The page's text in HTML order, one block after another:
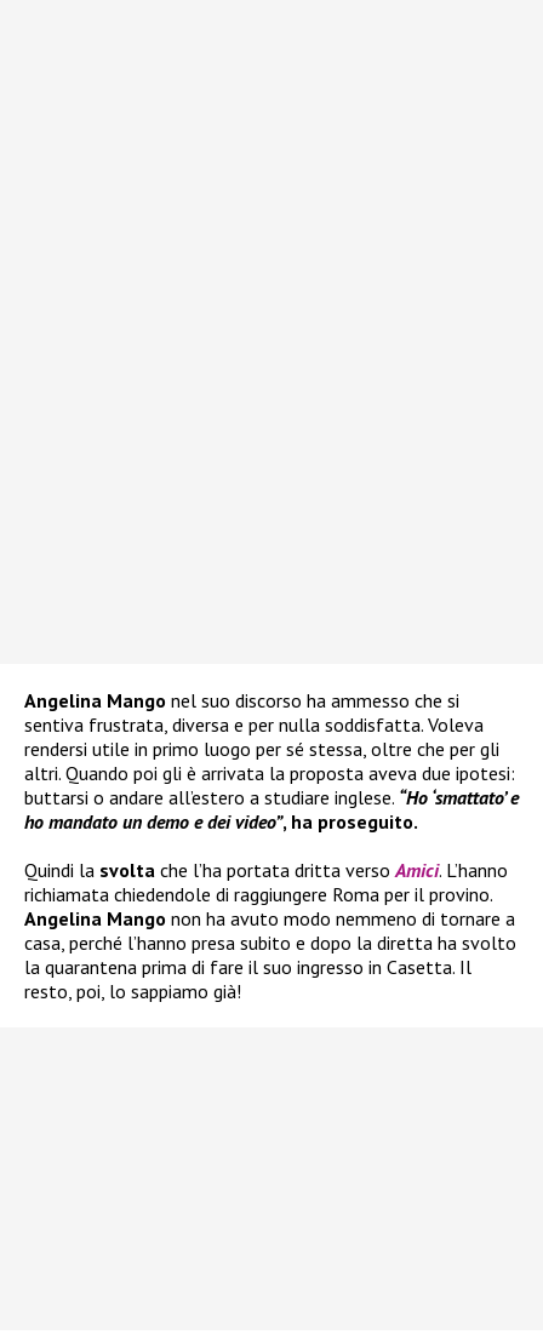
Angelina Mango nel suo discorso ha ammesso che si
sentiva frustrata, diversa e per nulla soddisfatta. Voleva
rendersi utile in primo luogo per sé stessa, oltre che per gli
altri. Quando poi gli è arrivata la proposta aveva due ipotesi:
buttarsi o andare all’estero a studiare inglese. “Ho ‘smattato’ e
ho mandato un demo e dei video”, ha proseguito.
Quindi la svolta che l’ha portata dritta verso Amici. L’hanno
richiamata chiedendole di raggiungere Roma per il provino.
Angelina Mango non ha avuto modo nemmeno di tornare a
casa, perché l’hanno presa subito e dopo la diretta ha svolto
la quarantena prima di fare il suo ingresso in Casetta. Il
resto, poi, lo sappiamo già!